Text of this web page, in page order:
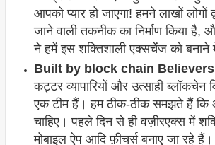
आपको प्यार हो जाएगा! हमने लाखों लोगों
जाने वाली तकनीक का निर्माण किया
ने हमें इस शक्तिशाली एक्सचेंज को बनाने
Built by block chain
कट्टर व्यापारियों और उत्साही ब्लॉकचेन
एक टीम हैं। हम ठीक-ठीक समझते हैं कि
चाहिए। पहले दिन से ही वज़ीरएक्स में
मोबाइल ऐप आदि फ़ीचर्स बनाए जा रहे हैं।